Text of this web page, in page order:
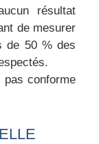
résultat
de mesurer
de 50 % des
pas conforme